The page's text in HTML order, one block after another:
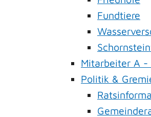
Fundtiere
Mitarbeiter A -
Politik &